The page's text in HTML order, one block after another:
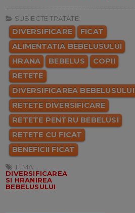
SUBIECTE TRATATE:
DIVERSIFICARE
FICAT
ALIMENTATIA BEBELUSULUI
HRANA
BEBELUS
COPII
RETETE
DIVERSIFICAREA BEBELUSULUI
RETETE DIVERSIFICARE
RETETE PENTRU BEBELUSI
RETETE CU FICAT
BENEFICII FICAT
TEMA:
DIVERSIFICAREA
SI HRANIREA
BEBELUSULUI